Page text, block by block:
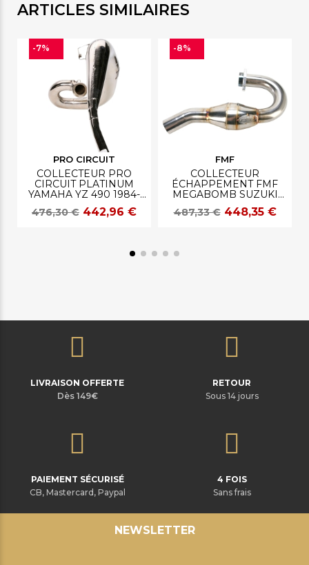
ARTICLES SIMILAIRES
PRO CIRCUIT
COLLECTEUR PRO
CIRCUIT PLATINUM
YAMAHA YZ 490 1984-
1990
476,30 € 442,96 €
-7%
FMF
COLLECTEUR
ÉCHAPPEMENT FMF
MEGABOMB SUZUKI
RMZ 450 2011-2025
487,33 € 448,35 €
-8%
LIVRAISON OFFERTE
Dès 149€
RETOUR
Sous 14 jours
PAIEMENT SÉCURISÉ
CB, Mastercard, Paypal
4 FOIS
Sans frais
NEWSLETTER